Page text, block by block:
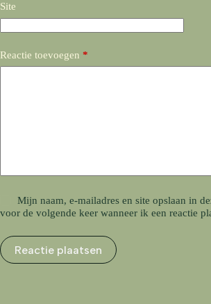
Site
Reactie toevoegen *
Mijn naam, e-mailadres en site opslaan in
voor de volgende keer wanneer ik een reactie
Reactie plaatsen